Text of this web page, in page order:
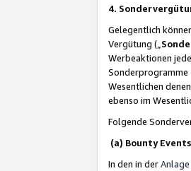
4.
Gelegentlich
Vergütung („
Werbeaktionen
Sonderprogramme
Wesentlichen
ebenso im
Folgende
(a) Bounty Events
In den in derAnlage